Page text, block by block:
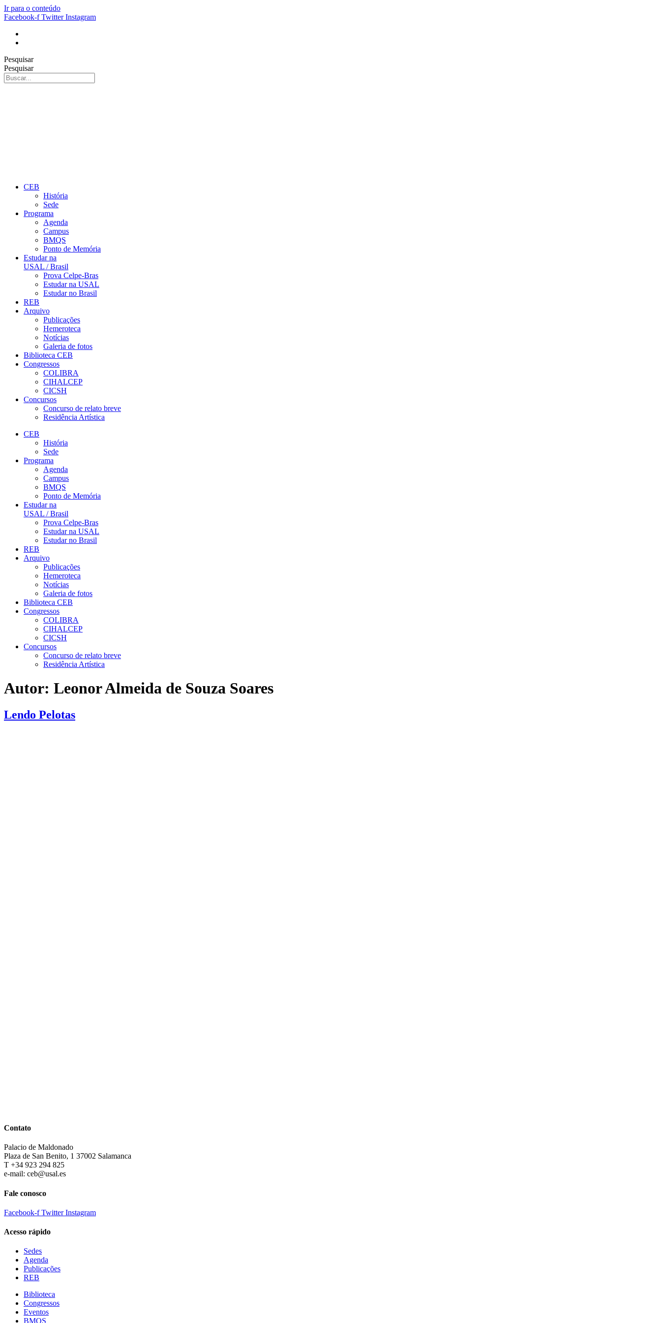
Ir para o conteúdo
Facebook-f Twitter Instagram
Pesquisar
Pesquisar
CEB
História
Sede
Programa
Agenda
Campus
BMQS
Ponto de Memória
Estudar na
USAL / Brasil
Prova Celpe-Bras
Estudar na USAL
Estudar no Brasil
REB
Arquivo
Publicações
Hemeroteca
Notícias
Galeria de fotos
Biblioteca CEB
Congressos
COLIBRA
CIHALCEP
CICSH
Concursos
Concurso de relato breve
Residência Artística
CEB
História
Sede
Programa
Agenda
Campus
BMQS
Ponto de Memória
Estudar na
USAL / Brasil
Prova Celpe-Bras
Estudar na USAL
Estudar no Brasil
REB
Arquivo
Publicações
Hemeroteca
Notícias
Galeria de fotos
Biblioteca CEB
Congressos
COLIBRA
CIHALCEP
CICSH
Concursos
Concurso de relato breve
Residência Artística
Autor: Leonor Almeida de Souza Soares
Lendo Pelotas
Contato
Palacio de Maldonado
Plaza de San Benito, 1 37002 Salamanca
T +34 923 294 825
e-mail: ceb@usal.es
Fale conosco
Facebook-f Twitter Instagram
Acesso rápido
Sedes
Agenda
Publicações
REB
Biblioteca
Congressos
Eventos
BMQS